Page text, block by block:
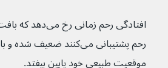
موقعیت طبیعی خود پایین بیفتد.